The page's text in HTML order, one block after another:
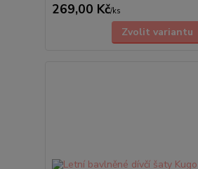
269,00 Kč/ks
Zvolit variantu